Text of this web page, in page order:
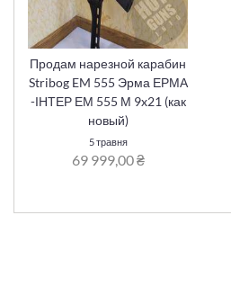
Продам нарезной карабин
Stribog EM 555 Эрма ЕРМА
-ІНТЕР ЕМ 555 М 9x21 (как
новый)
5 травня
69 999,00 ₴